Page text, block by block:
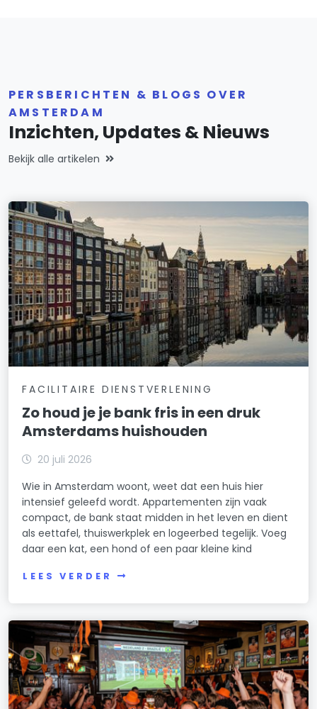
PERSBERICHTEN & BLOGS OVER
AMSTERDAM
Inzichten, Updates & Nieuws
Bekijk alle artikelen
FACILITAIRE DIENSTVERLENING
Zo houd je je bank fris in een druk
Amsterdams huishouden
20 juli 2026
Wie in Amsterdam woont, weet dat een huis hier
intensief geleefd wordt. Appartementen zijn vaak
compact, de bank staat midden in het leven en dient
als eettafel, thuiswerkplek en logeerbed tegelijk. Voeg
daar een kat, een hond of een paar kleine kind
LEES VERDER